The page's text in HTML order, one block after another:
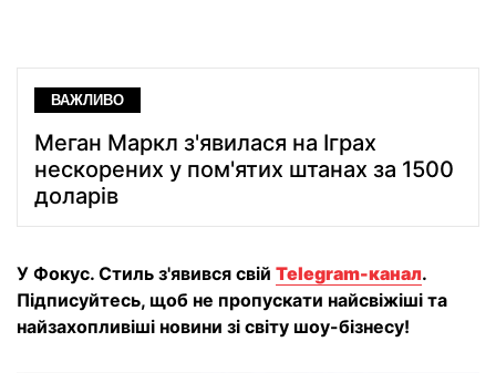
ВАЖЛИВО
Меган Маркл з'явилася на Іграх
нескорених у пом'ятих штанах за 1500
доларів
У Фокус. Стиль з'явився свій Telegram-канал.
Підписуйтесь, щоб не пропускати найсвіжіші та
найзахопливіші новини зі світу шоу-бізнесу!